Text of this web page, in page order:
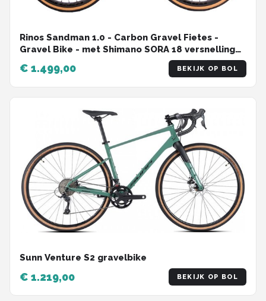
Rinos Sandman 1.0 - Carbon Gravel Fietes -
Gravel Bike - met Shimano SORA 18 versnellingen
en schijfremmen - lichte fiets voor dames en
heren - 700 x 40C - Kameleon Goud Groen S-52
€ 1.499,00 BEKIJK OP BOL
Sunn Venture S2 gravelbike
€ 1.219,00 BEKIJK OP BOL